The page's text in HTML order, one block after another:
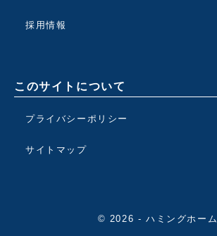
採用情報
このサイトについて
プライバシーポリシー
サイトマップ
© 2026 - ハミングホーム